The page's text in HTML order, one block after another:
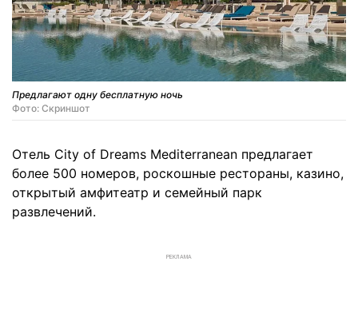
Предлагают одну бесплатную ночь
Фото: Скриншот
Отель City of Dreams Mediterranean предлагает
более 500 номеров, роскошные рестораны, казино,
открытый амфитеатр и семейный парк
развлечений.
РЕКЛАМА